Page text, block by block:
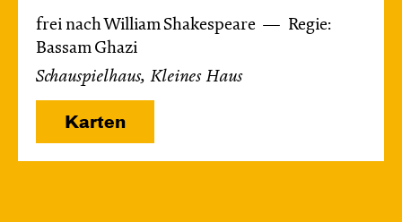
frei nach William Shakespeare
Regie:
Bassam Ghazi
Schauspielhaus, Kleines Haus
Karten